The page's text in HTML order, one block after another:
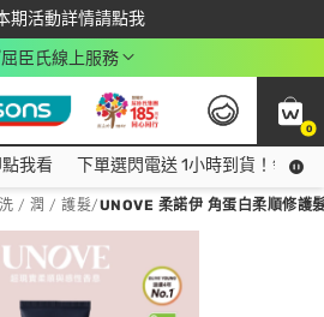
期活動詳情請點我
載app最高回饋$350
屈臣氏線上服務
0
看我看 下單選閃電送 1小時到貨！領神
洗 / 潤 / 護髮/UNOVE 柔諾伊 角蛋白柔順修